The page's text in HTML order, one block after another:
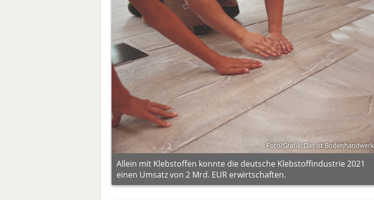
Foto/Grafik: Das ist Bodenhandwerk
Allein mit Klebstoffen konnte die deutsche Klebstoffindustrie 2021
einen Umsatz von 2 Mrd. EUR erwirtschaften.